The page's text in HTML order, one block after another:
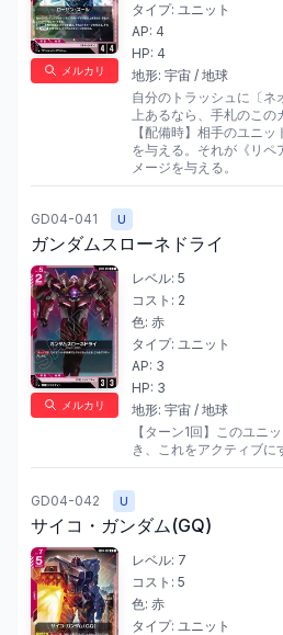
メルカリ
タイプ: ユニット
AP: 4
HP: 4
地形: 宇宙 / 地球
自分のトラッシュに〔ネ
上あるなら、手札のこの
【配備時】相手のユニ
を与える。それが《リ
メージを与える。
GD04-041 U
ガンダムスローネドライ
メルカリ
レベル: 5
コスト: 2
色: 赤
タイプ: ユニット
AP: 3
HP: 3
地形: 宇宙 / 地球
【ターン1回】このユニ
き、これをアクティブに
GD04-042 U
サイコ・ガンダム(GQ)
レベル: 7
コスト: 5
色: 赤
タイプ: ユニット